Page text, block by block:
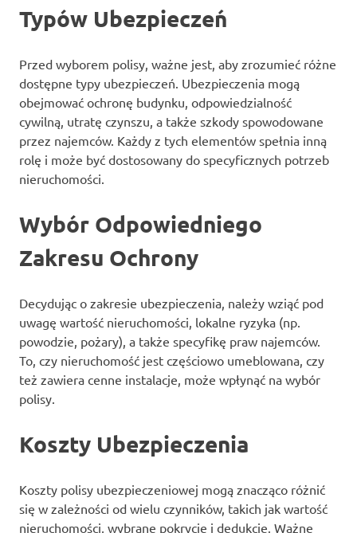
Typów Ubezpieczeń
Przed wyborem polisy, ważne jest, aby zrozumieć różne
dostępne typy ubezpieczeń. Ubezpieczenia mogą
obejmować ochronę budynku, odpowiedzialność
cywilną, utratę czynszu, a także szkody spowodowane
przez najemców. Każdy z tych elementów spełnia inną
rolę i może być dostosowany do specyficznych potrzeb
nieruchomości.
Wybór Odpowiedniego
Zakresu Ochrony
Decydując o zakresie ubezpieczenia, należy wziąć pod
uwagę wartość nieruchomości, lokalne ryzyka (np.
powodzie, pożary), a także specyfikę praw najemców.
To, czy nieruchomość jest częściowo umeblowana, czy
też zawiera cenne instalacje, może wpłynąć na wybór
polisy.
Koszty Ubezpieczenia
Koszty polisy ubezpieczeniowej mogą znacząco różnić
się w zależności od wielu czynników, takich jak wartość
nieruchomości, wybrane pokrycie i dedukcje. Ważne